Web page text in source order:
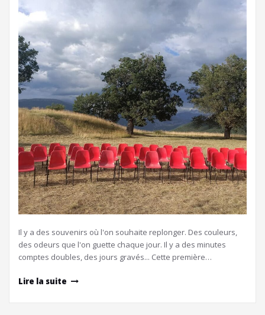
Il y a des souvenirs où l'on souhaite replonger. Des couleurs,
des odeurs que l'on guette chaque jour. Il y a des minutes
comptes doubles, des jours gravés... Cette première…
Lire la suite